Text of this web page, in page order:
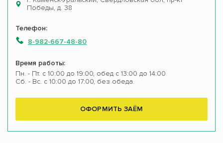
Победы, д. 38
Телефон:
8-982-667-48-80
Время работы:
Пн. - Пт. с 10:00 до 19:00, обед с 13:00 до 14:00
Сб. - Вс. с 10:00 до 17:00, без обеда.
ОФОРМИТЬ ЗАЁМ